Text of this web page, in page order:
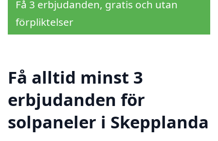
Få 3 erbjudanden, gratis och utan
förpliktelser
Få alltid minst 3
erbjudanden för
solpaneler i Skepplanda